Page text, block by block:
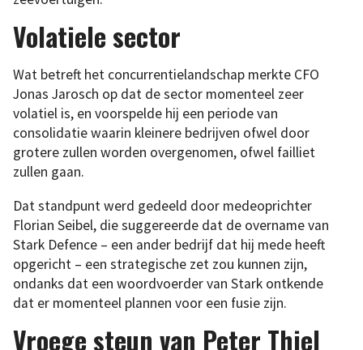
Volatiele sector
Wat betreft het concurrentielandschap merkte CFO
Jonas Jarosch op dat de sector momenteel zeer
volatiel is, en voorspelde hij een periode van
consolidatie waarin kleinere bedrijven ofwel door
grotere zullen worden overgenomen, ofwel failliet
zullen gaan.
Dat standpunt werd gedeeld door medeoprichter
Florian Seibel, die suggereerde dat de overname van
Stark Defence – een ander bedrijf dat hij mede heeft
opgericht – een strategische zet zou kunnen zijn,
ondanks dat een woordvoerder van Stark ontkende
dat er momenteel plannen voor een fusie zijn.
Vroege steun van Peter Thiel